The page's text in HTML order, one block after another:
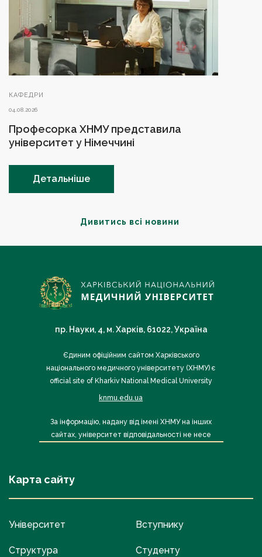
Дивитись всі новини
КАФЕДРИ
04.08.2026
Професорка ХНМУ представила
університет у Німеччині
Детальніше
пр. Науки, 4, м. Харків, 61022, Україна
Єдиним офіційним сайтом Харківського
національного медичного університету (ХНМУ) є
official site of Kharkiv National Medical University
knmu.edu.ua
За інформацію, надану від імені ХНМУ на інших
сайтах, університет відповідальності не несе
Карта сайту
Університет
Структура
Вступнику
Студенту